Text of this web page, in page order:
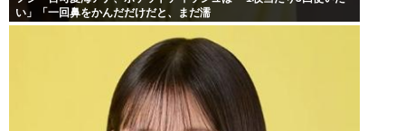
い」「一回鼻をかんだだけだと、まだ濡